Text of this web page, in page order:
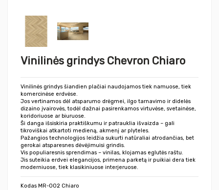
Vinilinės grindys Chevron Chiaro
Vinilinės grindys šiandien plačiai naudojamos tiek namuose, tiek
komercinėse erdvėse.
Jos vertinamos dėl atsparumo drėgmei, ilgo tarnavimo ir didelės
dizaino įvairovės, todėl dažnai pasirenkamos virtuvėse, svetainėse,
koridoriuose ar biuruose.
Ši danga išsiskiria praktiškumu ir patrauklia išvaizda – gali
tikroviškai atkartoti medieną, akmenį ar plyteles.
Pažangios technologijos leidžia sukurti natūraliai atrodančias, bet
gerokai atsparesnes dėvėjimuisi grindis.
Vis populiaresnis sprendimas – vinilas, klojamas eglutės raštu.
Jis suteikia erdvei elegancijos, primena parketą ir puikiai dera tiek
moderniuose, tiek klasikiniuose interjeruose.
Kodas MR-002 Chiaro